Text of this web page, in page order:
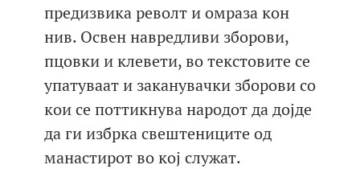
предизвика револт и омраза кон
нив. Освен навредливи зборови,
пцовки и клевети, во текстовите се
упатуваат и заканувачки зборови со
кои се поттикнува народот да дојде
да ги избрка свештениците од
манастирот во кој служат.